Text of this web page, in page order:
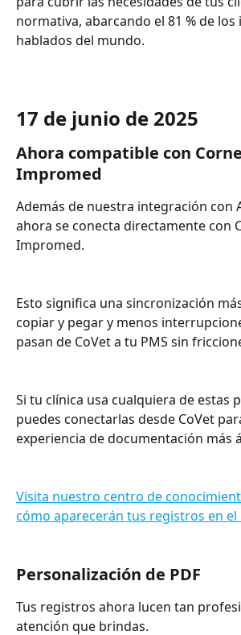
normativa, abarcando el 81 % de los
hablados del mundo.
17 de junio de 2025
Ahora compatible con
Impromed
Además de nuestra integración con
ahora se conecta directamente con
Impromed.
Esto significa una sincronización
copiar y pegar y menos
pasan de CoVet a tu PMS sin
Si tu clínica usa cualquiera de estas
puedes conectarlas desde CoVet
experiencia de documentación más
Visita nuestro centro de
cómo aparecerán tus registros en el
Personalización de PDF
Tus registros ahora lucen tan
atención que brindas.